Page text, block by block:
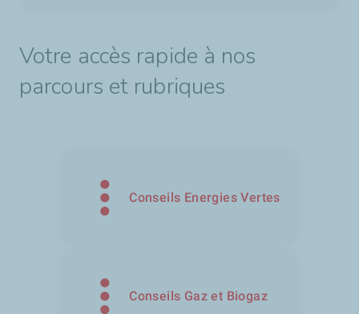
Votre accès rapide à nos
parcours et rubriques
Conseils Energies Vertes
Conseils Gaz et Biogaz